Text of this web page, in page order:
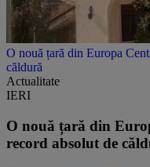
O nouă țară din Europa
căldură
Actualitate
IERI
O nouă țară din
record absolut de